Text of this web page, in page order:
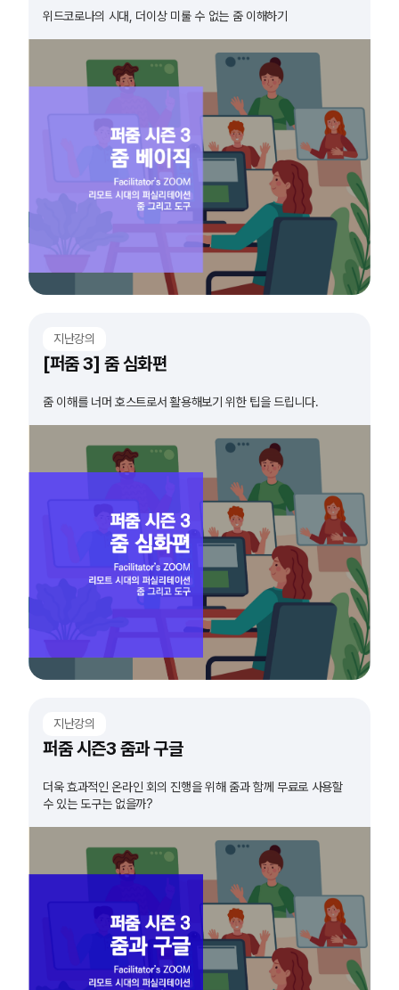
위드코로나의 시대, 더이상 미룰 수 없는 줌 이해하기
지난강의
[퍼줌 3] 줌 심화편
줌 이해를 너머 호스트로서 활용해보기 위한 팁을 드립니다.
지난강의
퍼줌 시즌3 줌과 구글
더욱 효과적인 온라인 회의 진행을 위해 줌과 함께 무료로 사용할
수 있는 도구는 없을까?